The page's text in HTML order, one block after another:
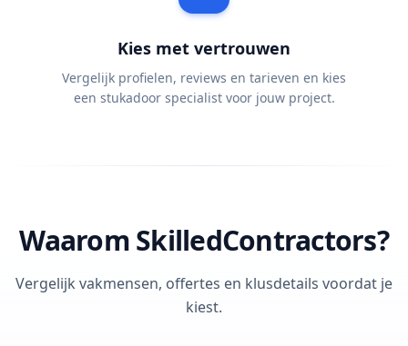
Kies met vertrouwen
Vergelijk profielen, reviews en tarieven en kies
een stukadoor specialist voor jouw project.
Waarom SkilledContractors?
Vergelijk vakmensen, offertes en klusdetails voordat je
kiest.